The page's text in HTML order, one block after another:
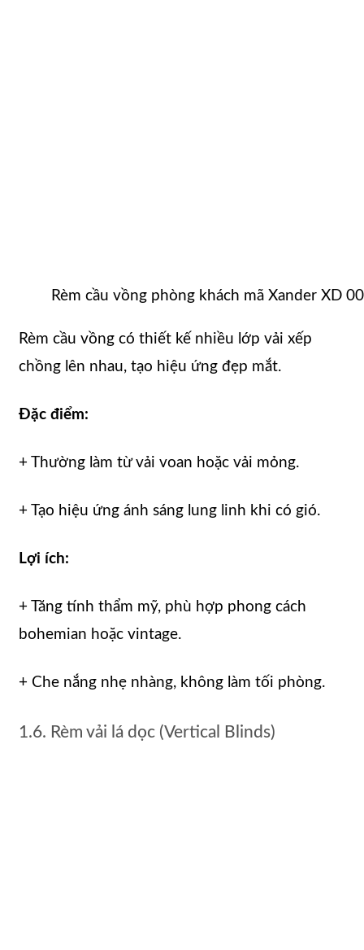
Rèm cầu vồng phòng khách mã Xander XD
Rèm cầu vồng có thiết kế nhiều lớp vải xếp
chồng lên nhau, tạo hiệu ứng đẹp mắt.
Đặc điểm:
+ Thường làm từ vải voan hoặc vải mỏng.
+ Tạo hiệu ứng ánh sáng lung linh khi có gió.
Lợi ích:
+ Tăng tính thẩm mỹ, phù hợp phong cách
bohemian hoặc vintage.
+ Che nắng nhẹ nhàng, không làm tối phòng.
1.6. Rèm vải lá dọc (Vertical Blinds)